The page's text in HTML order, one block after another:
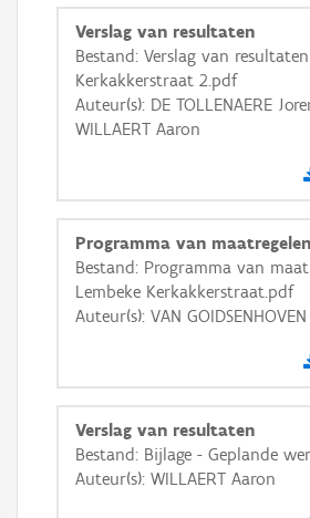
Verslag van resultaten
Bestand: Verslag van
Kerkakkerstraat 2.pdf
Auteur(s): DE TOLLENAERE
WILLAERT Aaron
Programma van maatregelen
Bestand: Programma van
Lembeke Kerkakkerstraat.pdf
Auteur(s): VAN
Verslag van resultaten
Bestand: Bijlage - Geplande
Auteur(s): WILLAERT Aaron